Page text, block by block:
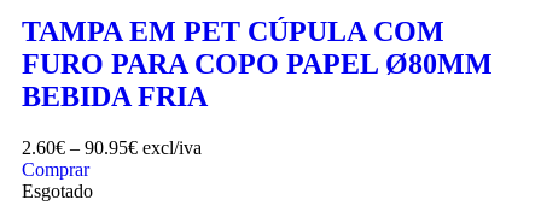
TAMPA EM PET CÚPULA COM
FURO PARA COPO PAPEL Ø80MM
BEBIDA FRIA
2.60€ – 90.95€ excl/iva
Comprar
Esgotado